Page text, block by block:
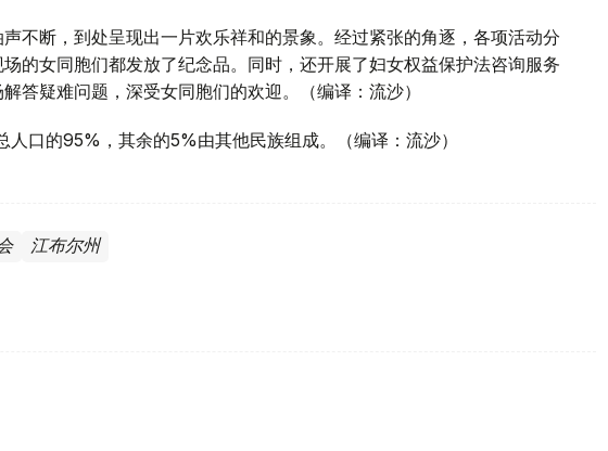
不断，到处呈现出一片欢乐祥和的景象。经过紧张的角逐，各项活动分
的女同胞们都发放了纪念品。同时，还开展了妇女权益保护法咨询服务
答疑难问题，深受女同胞们的欢迎。（编译：流沙）
口的95%，其余的5%由其他民族组成。（编译：流沙）
江布尔州